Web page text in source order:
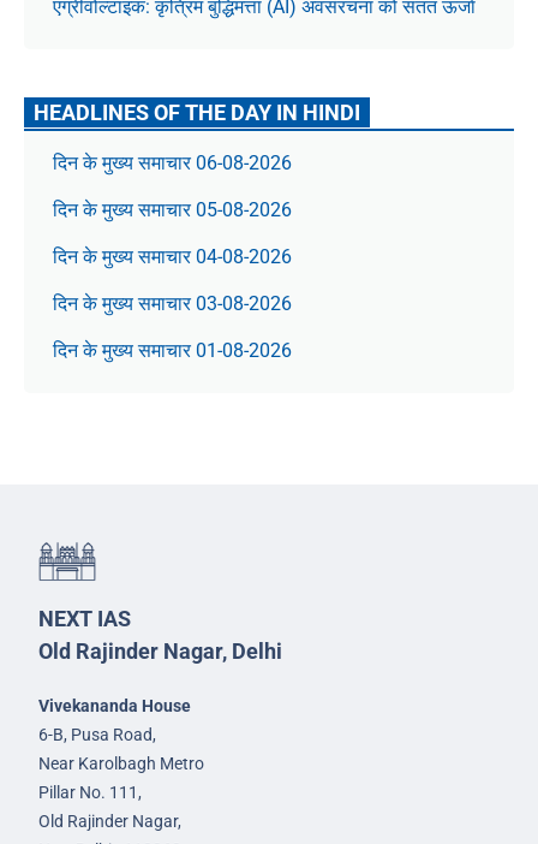
एग्रीवोल्टाइक: कृत्रिम बुद्धिमत्ता (AI) अवसंरचना को सतत ऊर्जा
HEADLINES OF THE DAY IN HINDI
दिन के मुख्य समाचार 06-08-2026
दिन के मुख्य समाचार 05-08-2026
दिन के मुख्य समाचार 04-08-2026
दिन के मुख्य समाचार 03-08-2026
दिन के मुख्य समाचार 01-08-2026
NEXT IAS
Old Rajinder Nagar, Delhi
Vivekananda House
6-B, Pusa Road,
Near Karolbagh Metro
Pillar No. 111,
Old Rajinder Nagar,